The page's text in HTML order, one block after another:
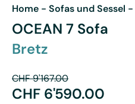
Home - Sofas und Sessel -
OCEAN 7 Sofa
Bretz
CHF9'167.00
CHF 6'590.00